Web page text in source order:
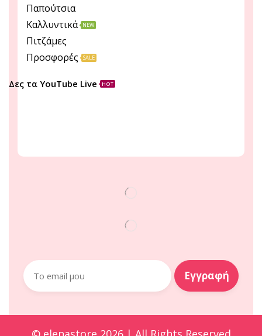
Παπούτσια
Καλλυντικά
NEW
Πιτζάμες
Προσφορές
SALE
Δες τα YouTube Live HOT